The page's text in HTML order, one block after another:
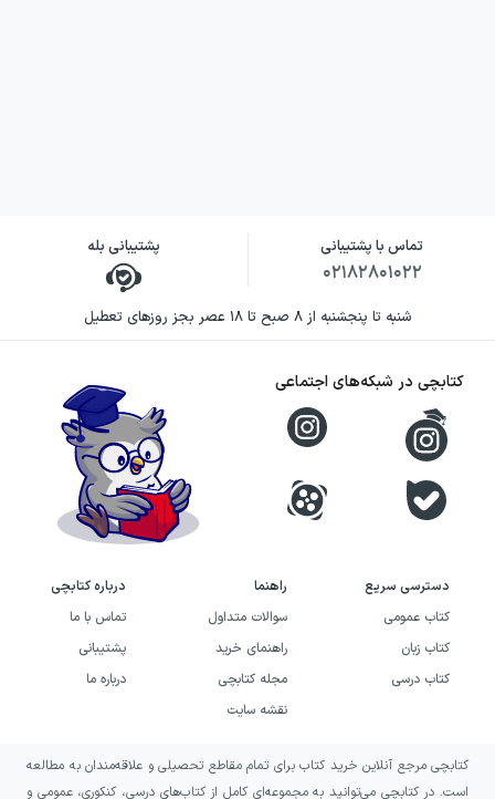
تماس با پشتیبانی
۰۲۱۸۲۸۰۱۰۲۲
پشتیبانی بله
شنبه تا پنجشنبه از ۸ صبح تا ۱۸ عصر بجز روزهای تعطیل
دسترسی سریع
کتاب عمومی
کتاب زبان
کتاب درسی
راهنما
سوالات متداول
راهنمای خرید
مجله کتابچی
نقشه سایت
درباره کتابچی
تماس با ما
پشتیبانی
درباره ما
کتابچی در شبکه‌های اجتماعی
کتابچی مرجع آنلاین خرید کتاب برای تمام مقاطع تحصیلی و علاقه‌مندان به مطالعه
است. در کتابچی می‌توانید به مجموعه‌ای کامل از کتاب‌های درسی، کنکوری، عمومی و